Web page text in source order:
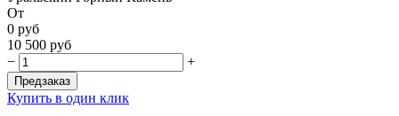
От
0 руб
10 500 руб
−
+
Предзаказ
Купить в один клик